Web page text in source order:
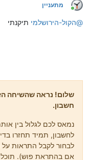
מחובר
מתעניין
@הקול-הירושלמי תיקנתי
שלום! נראה שהשיחה
חשבון.
נמאס לכם לגלול בין
לחשבון, תמיד תחזרו
לבחור לקבל התראות על
אם בהתראת פוש). תוכלו